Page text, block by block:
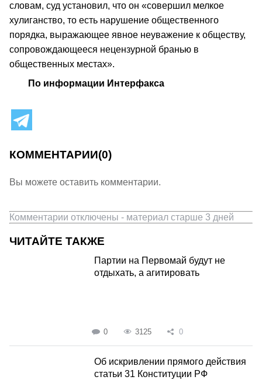
словам, суд установил, что он «совершил мелкое
хулиганство, то есть нарушение общественного
порядка, выражающее явное неуважение к обществу,
сопровождающееся нецензурной бранью в
общественных местах».
По информации Интерфакса
КОММЕНТАРИИ(0)
Вы можете оставить комментарии.
Комментарии отключены - материал старше 3 дней
ЧИТАЙТЕ ТАКЖЕ
Партии на Первомай будут не
отдыхать, а агитировать
0 3125 0
Об искривлении прямого действия
статьи 31 Конституции РФ